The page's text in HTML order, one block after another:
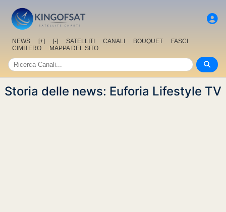
NEWS [+] [-] SATELLITI CANALI BOUQUET
FASCI
CIMITERO
MAPPA DEL SITO
Storia delle news: Euforia Lifestyle TV